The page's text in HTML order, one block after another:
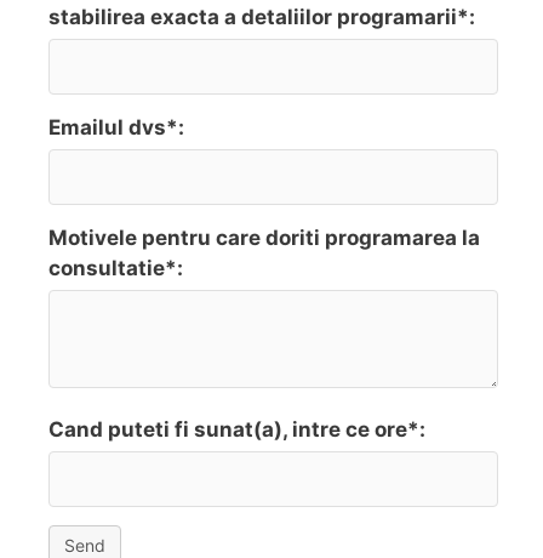
stabilirea exacta a detaliilor programarii*:
Emailul dvs*:
Motivele pentru care doriti programarea la
consultatie*:
Cand puteti fi sunat(a), intre ce ore*:
Send